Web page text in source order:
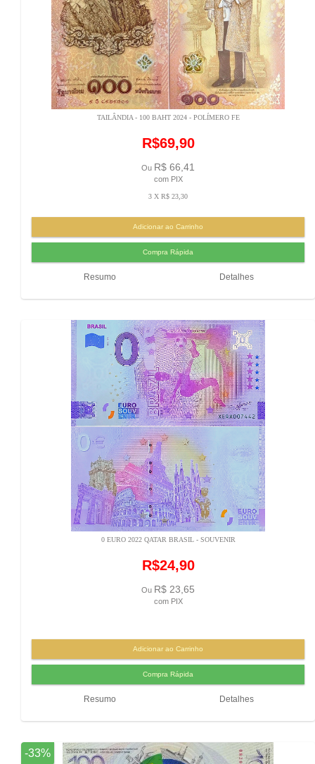
TAILÂNDIA - 100 BAHT 2024 - POLÍMERO FE
R$69,90
Ou R$ 66,41
com PIX
3 X R$ 23,30
Resumo Detalhes
0 EURO 2022 QATAR BRASIL - SOUVENIR
R$24,90
Ou R$ 23,65
com PIX
Resumo Detalhes
-33%